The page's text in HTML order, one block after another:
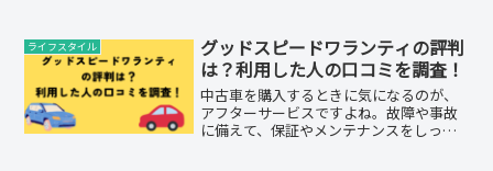
ライフスタイル
グッドスピードワランティの評判
は？利用した人の口コミを調査！
中古車を購入するときに気になるのが、
アフターサービスですよね。故障や事故
に備えて、保証やメンテナンスをしっか